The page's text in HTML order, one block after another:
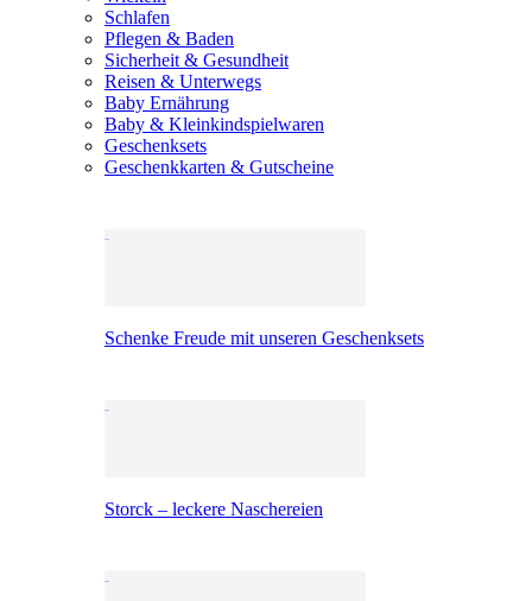
Schlafen
Pflegen & Baden
Sicherheit & Gesundheit
Reisen & Unterwegs
Baby Ernährung
Baby & Kleinkindspielwaren
Geschenksets
Geschenkkarten & Gutscheine
Schenke Freude mit unseren Geschenksets
Storck – leckere Naschereien